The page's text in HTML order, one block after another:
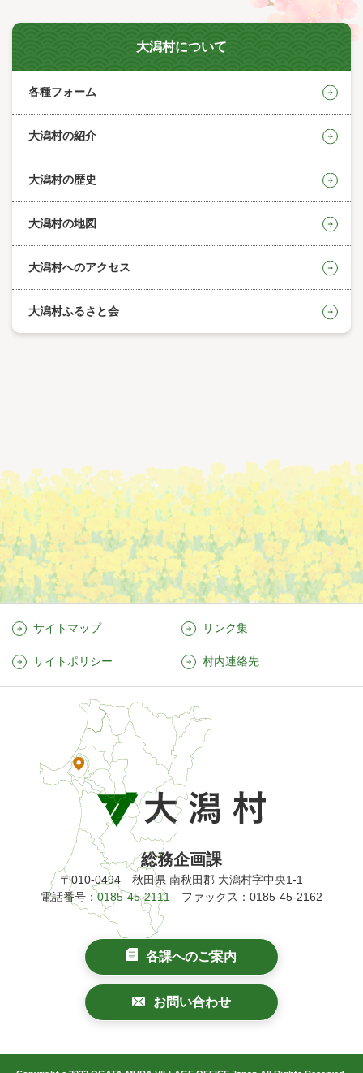
大潟村について
各種フォーム
大潟村の紹介
大潟村の歴史
大潟村の地図
大潟村へのアクセス
大潟村ふるさと会
サイトマップ リンク集
サイトポリシー 村内連絡先
総務企画課
〒010-0494 秋田県 南秋田郡 大潟村字中央1-1
電話番号：0185-45-2111 ファックス：0185-45-2162
各課へのご案内
お問い合わせ